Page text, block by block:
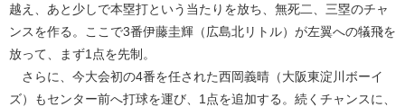
越え、あと少しで本塁打という当たりを放ち、無死二、三塁のチャ
ンスを作る。ここで3番伊藤圭輝（広島北リトル）が左翼への犠飛を
放って、まず1点を先制。
さらに、今大会初の4番を任された西岡義晴（大阪東淀川ボーイ
ズ）もセンター前へ打球を運び、1点を追加する。続くチャンスに、